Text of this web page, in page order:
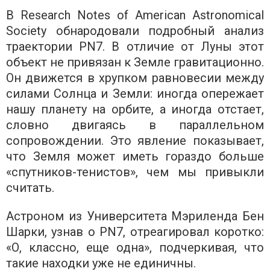
В Research Notes of American Astronomical
Society обнародовали подробный анализ
траектории PN7. В отличие от Луны этот
объект не привязан к Земле гравитационно.
Он движется в хрупком равновесии между
силами Солнца и Земли: иногда опережает
нашу планету на орбите, а иногда отстает,
словно двигаясь в параллельном
сопровождении. Это явление показывает,
что Земля может иметь гораздо больше
«спутников-тенистов», чем мы привыкли
считать.
Астроном из Университета Мэриленда Бен
Шарки, узнав о PN7, отреагировал коротко:
«О, классно, еще одна», подчеркивая, что
такие находки уже не единичны.